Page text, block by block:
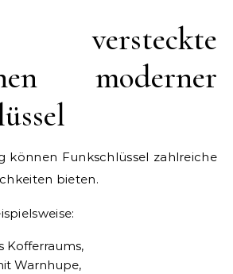
versteckte
moderner
können Funkschlüssel zahlreiche
bieten.
Kofferraums,
Warnhupe,